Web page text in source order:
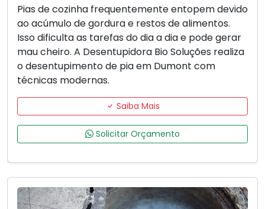
Pias de cozinha frequentemente entopem devido
ao acúmulo de gordura e restos de alimentos.
Isso dificulta as tarefas do dia a dia e pode gerar
mau cheiro. A Desentupidora Bio Soluções realiza
o desentupimento de pia em Dumont com
técnicas modernas.
Saiba Mais
Solicitar Orçamento